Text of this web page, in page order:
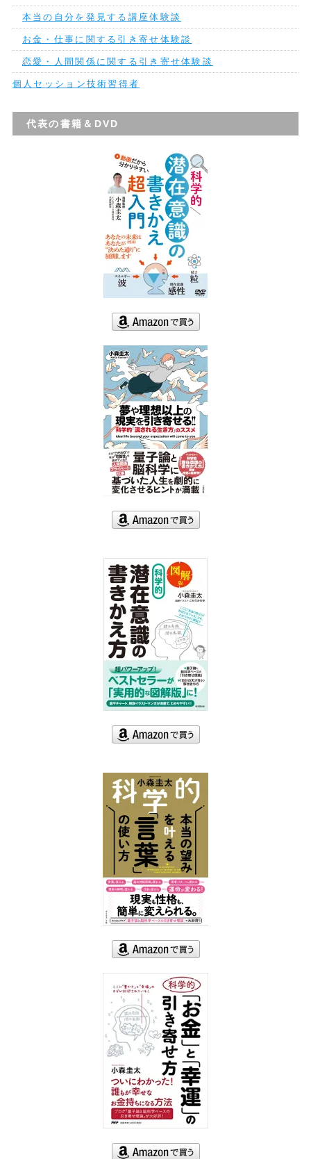
本当の自分を発見する講座体験談
お金・仕事に関する引き寄せ体験談
恋愛・人間関係に関する引き寄せ体験談
個人セッション技術習得者
代表の書籍＆DVD